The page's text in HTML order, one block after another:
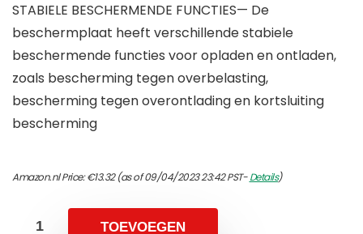
STABIELE BESCHERMENDE FUNCTIES— De
beschermplaat heeft verschillende stabiele
beschermende functies voor opladen en ontladen,
zoals bescherming tegen overbelasting,
bescherming tegen overontlading en kortsluiting
bescherming
Amazon.nl Price:€13.32(as of 09/04/2023 23:42 PST-Details)
TOEVOEGEN